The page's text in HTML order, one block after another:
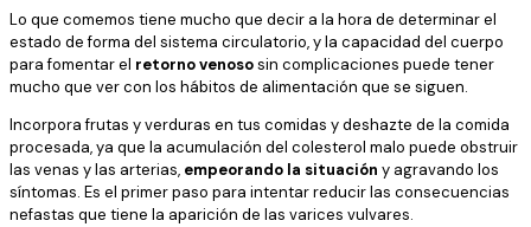
Lo que comemos tiene mucho que decir a la hora de determinar el
estado de forma del sistema circulatorio, y la capacidad del cuerpo
para fomentar el retorno venososin complicaciones puede tener
mucho que ver con los hábitos de alimentación que se siguen.
Incorpora frutas y verduras en tus comidas y deshazte de la comida
procesada, ya que la acumulación del colesterol malo puede obstruir
las venas y las arterias, empeorando la situación y agravando los
síntomas. Es el primer paso para intentar reducir las consecuencias
nefastas que tiene la aparición de las varices vulvares.